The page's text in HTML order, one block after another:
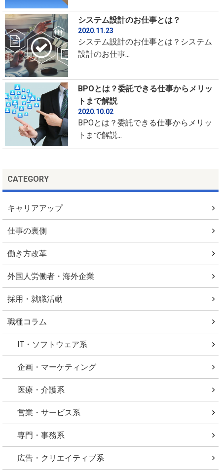
システム設計のお仕事とは？
2020.11.23
システム設計のお仕事とは？システム
設計のお仕事...
BPOとは？委託できる仕事からメリッ
トまで解説
2020.10.02
BPOとは？委託できる仕事からメリッ
トまで解説...
CATEGORY
キャリアアップ
仕事の裏側
働き方改革
外国人労働者・海外企業
採用・就職活動
職種コラム
IT・ソフトウェア系
企画・マーケティング
医療・介護系
営業・サービス系
専門・事務系
広告・クリエイティブ系